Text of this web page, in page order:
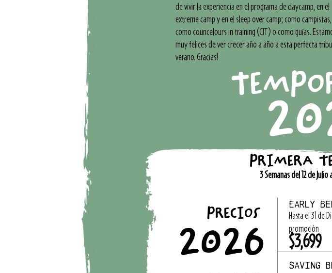
de vivir la experiencia en el programa de daycamp, en el
extreme camp y en el sleep over camp; como campistas,
como councelours in training (CIT) o como guías.
muy felices de ver crecer año a año a esta perfecta
verano. Gracias!
Saving
$3,699
Early
Hasta el 31 de
promoción
2026
PRECIOS
PRIMERA
3 Semanas del 12 de